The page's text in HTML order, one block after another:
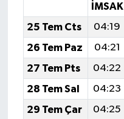
İMSAK
25 Tem Cts
04:19
26 Tem Paz
04:21
27 Tem Pts
04:22
28 Tem Sal
04:23
29 Tem Çar
04:25